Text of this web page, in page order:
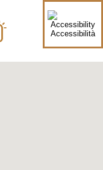
Accessibilità